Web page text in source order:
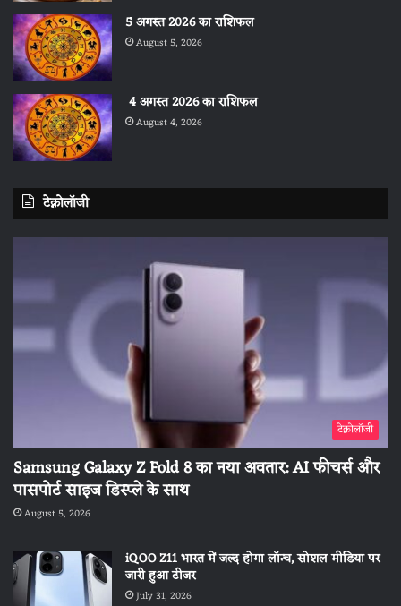
5 अगस्त 2026 का राशिफल
August 5, 2026
4 अगस्त 2026 का राशिफल
August 4, 2026
टेक्नोलॉजी
टेक्नोलॉजी
Samsung Galaxy Z Fold 8 का नया अवतार: AI फीचर्स और
पासपोर्ट साइज डिस्प्ले के साथ
August 5, 2026
iQOO Z11 भारत में जल्द होगा लॉन्च, सोशल मीडिया पर
जारी हुआ टीजर
July 31, 2026